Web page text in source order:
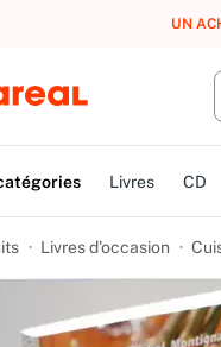
UN
Livres CD
Livres d’occasion